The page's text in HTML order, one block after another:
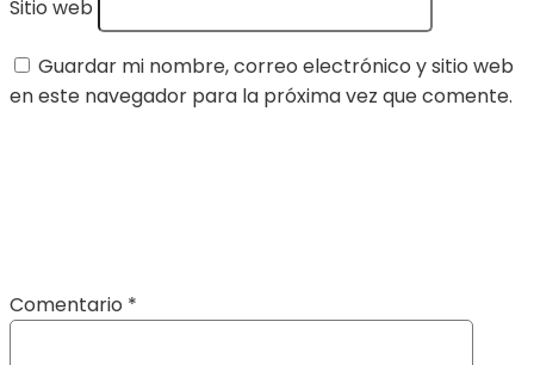
Sitio web
Guardar mi nombre, correo electrónico y sitio web
en este navegador para la próxima vez que comente.
Comentario *